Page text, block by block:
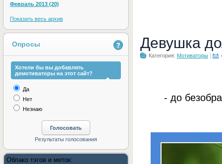
Девушка
Категория: Мотиваторы
- до
Февраль 2013 (20)
Показать весь архив
Опросы
Хотели бы вы добавлять
демотиваторы на этот сайт?
Да
Нет
Незнаю
Облако тэгов и меток: